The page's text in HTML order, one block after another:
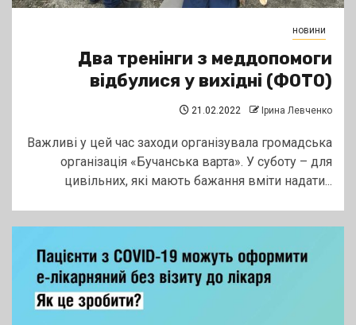
новини
Два тренінги з меддопомоги
відбулися у вихідні (ФОТО)
21.02.2022 Ірина Левченко
Важливі у цей час заходи організувала громадська
організація «Бучанська варта». У суботу – для
цивільних, які мають бажання вміти надати...